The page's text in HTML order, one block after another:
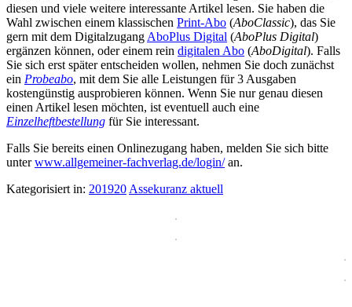
diesen und viele weitere interessante Artikel lesen. Sie haben die
Wahl zwischen einem klassischen Print-Abo (AboClassic), das Sie
gern mit dem Digitalzugang AboPlus Digital (AboPlus Digital)
ergänzen können, oder einem rein digitalen Abo (AboDigital). Falls
Sie sich erst später entscheiden wollen, nehmen Sie doch zunächst
ein Probeabo, mit dem Sie alle Leistungen für 3 Ausgaben
kostengünstig ausprobieren können. Wenn Sie nur genau diesen
einen Artikel lesen möchten, ist eventuell auch eine
Einzelheftbestellung für Sie interessant.
Falls Sie bereits einen Onlinezugang haben, melden Sie sich bitte
unterwww.allgemeiner-fachverlag.de/login/an.
Kategorisiert in: 201920 Assekuranz aktuell